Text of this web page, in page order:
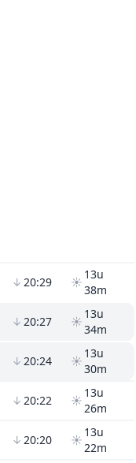
↓ 20:29 ☀
13u
38m
↓ 20:27 ☀
13u
34m
↓ 20:24 ☀
13u
30m
↓ 20:22 ☀
13u
26m
↓ 20:20 ☀
13u
22m